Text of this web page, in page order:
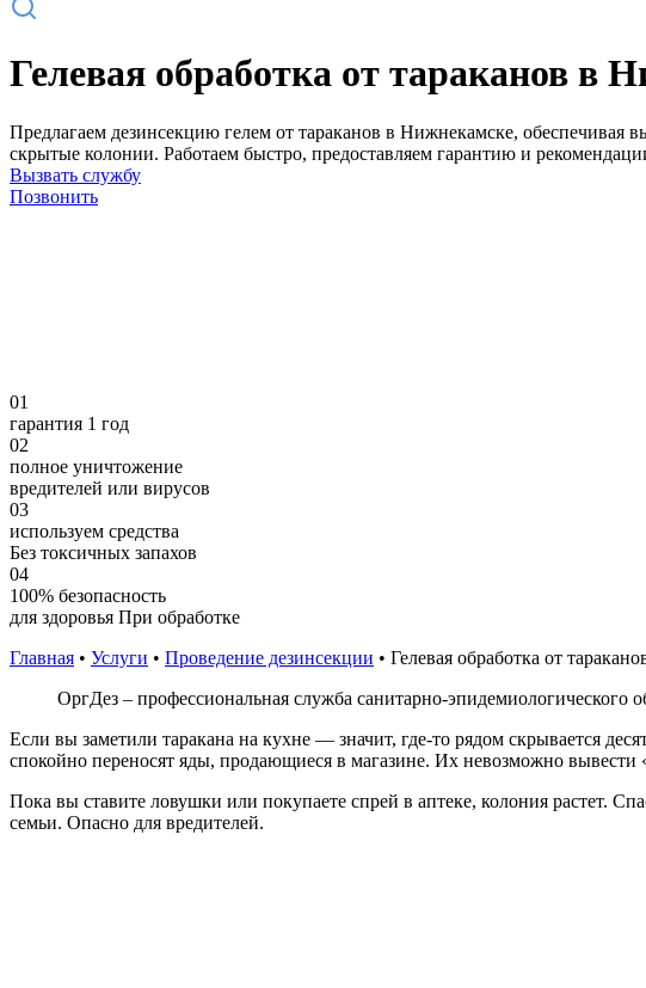
Гелевая обработка от тараканов в
Предлагаем дезинсекцию гелем от тараканов в Нижнекамске, обеспечивая
скрытые колонии. Работаем быстро, предоставляем гарантию и
Вызвать службу
Позвонить
01
гарантия 1 год
02
полное уничтожение
вредителей или вирусов
03
используем средства
Без токсичных запахов
04
100% безопасность
для здоровья При обработке
Главная • Услуги • Проведение дезинсекции • Гелевая обработка от
ОргДез – профессиональная служба санитарно-эпидемиологического
Если вы заметили таракана на кухне — значит, где-то рядом скрывается
спокойно переносят яды, продающиеся в магазине. Их невозможно
Пока вы ставите ловушки или покупаете спрей в аптеке, колония растет.
семьи. Опасно для вредителей.